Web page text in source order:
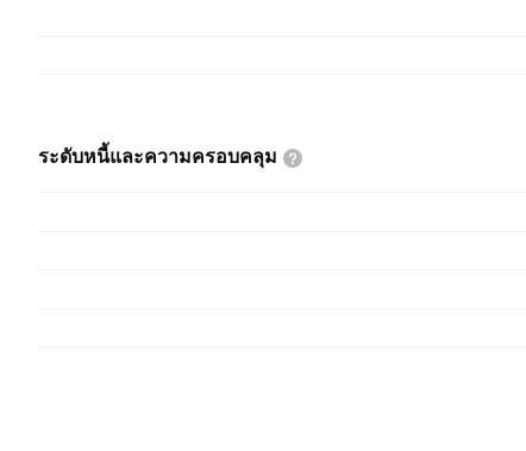
ระดับหนี้และความครอบคลุม